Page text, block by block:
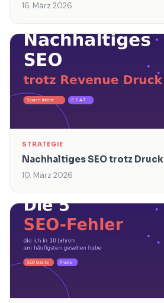
16. März 2026
STRATEGIE
Nachhaltiges SEO trotz Druck
10. März 2026